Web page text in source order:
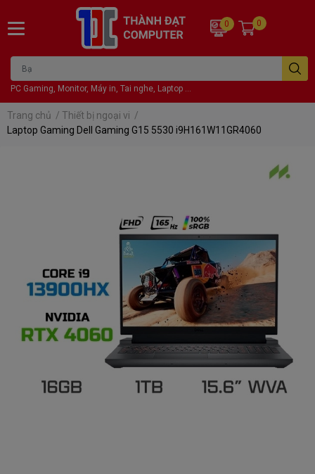
PC Gaming, Monitor, Máy in, Tai nghe, Laptop ...
0 0
Trang chủ / Thiết bị ngoại vi /
Laptop Gaming Dell Gaming G15 5530 i9H161W11GR4060